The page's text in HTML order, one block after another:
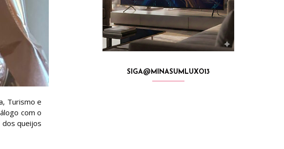
Turismo e
com o
queijos
SIGA@MINASUMLUXO13